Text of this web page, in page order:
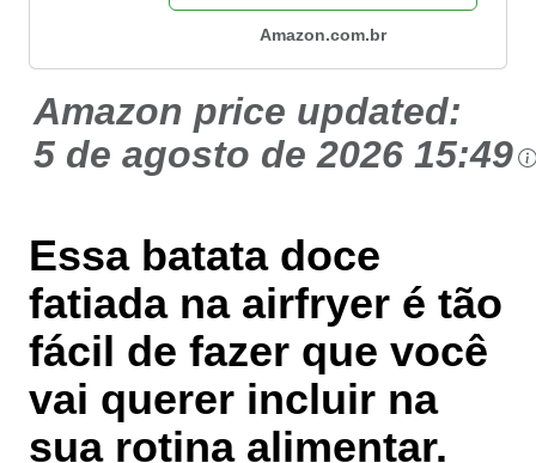
Amazon.com.br
Amazon price updated:
5 de agosto de 2026 15:49
Essa batata doce
fatiada na airfryer é tão
fácil de fazer que você
vai querer incluir na
sua rotina alimentar.